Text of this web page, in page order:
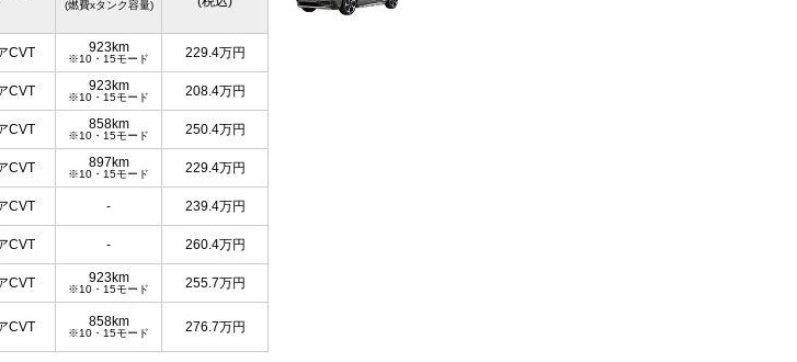
(燃費xタンク容量)
CVT 923km
※10・15モード 229.4万円
CVT 923km
※10・15モード 208.4万円
CVT 858km
※10・15モード 250.4万円
CVT 897km
※10・15モード 229.4万円
CVT - 239.4万円
CVT - 260.4万円
CVT 923km
※10・15モード 255.7万円
CVT 858km
※10・15モード 276.7万円